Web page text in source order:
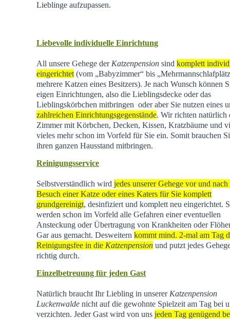
Lieblinge aufzupassen.
Liebevolle individuelle Einrichtung
All unsere Gehege der Katzenpensionsind komplett
eingerichtet(vom „Babyzimmer“ bis
mehrere Katzen eines Besitzers). Je nach Wunsch können
eigen Einrichtungen, also die Lieblingsdecke oder das
Lieblingskörbchen mitbringen oder aber Sie nutzen eines
zahlreichen Einrichtungsgegenstände. Wir richten natürlich
Zimmer mit Körbchen, Decken, Kissen, Kratzbäume und
vieles mehr schon im Vorfeld für Sie ein. Somit brauchen
ihren ganzen Hausstand mitbringen.
Reinigungsservice
Selbstverständlich wird jedes unserer Gehege vor und nach
Besuch einer Katze oder eines Katers für Sie komplett
grundgereinigt, desinfiziert und komplett neu eingerichtet.
werden schon im Vorfeld alle Gefahren einer eventuellen
Ansteckung oder Übertragung von Krankheiten oder
Gar aus gemacht. Desweitern kommt mind. 2-mal am Tag
Reinigungsfee in die Katzenpensionund putzt jedes
richtig durch.
Einzelbetreuung für jeden Gast
Natürlich braucht Ihr Liebling in unserer Katzenpension
Luckenwaldenicht auf die gewohnte Spielzeit am Tag bei
verzichten. Jeder Gast wird von uns jeden Tag genügend